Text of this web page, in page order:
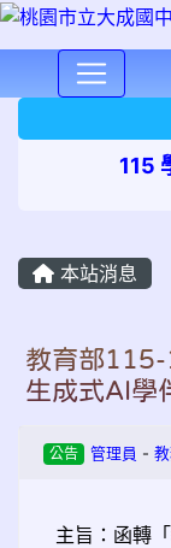
115
本站消息
教育部115-
生成式AI學
公告 管理員 -
主旨：函轉